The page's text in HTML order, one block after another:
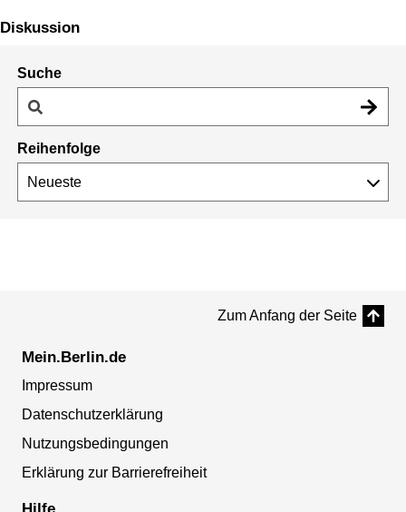
Diskussion
Suche
Reihenfolge
Zum Anfang der Seite
Mein.Berlin.de
Impressum
Datenschutzerklärung
Nutzungsbedingungen
Erklärung zur Barrierefreiheit